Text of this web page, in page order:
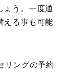
ょう。一度通
える事も可能
リングの予約